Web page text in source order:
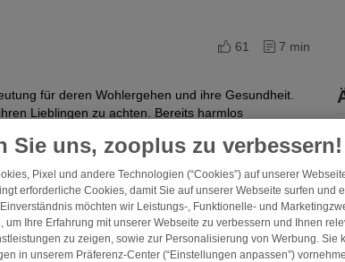
61 7 min
für deren Wohlergehen und ihre Gesundheit.
Lieblingen zu achten. Bereits harmlos
bereiten. Wie Sie Zahnstein beim
Artikel.
Sie uns, zooplus zu verbessern!
Pixel und andere Technologien (“Cookies”) auf unserer
erforderliche Cookies, damit Sie auf unserer Webseite surfen und
möchten wir Leistungs-, Funktionelle- und
um Ihre Erfahrung mit unserer Webseite zu verbessern und Ihnen
zu zeigen, sowie zur Personalisierung von Werbung. Sie
in unserem Präferenz-Center (“Einstellungen anpassen”)